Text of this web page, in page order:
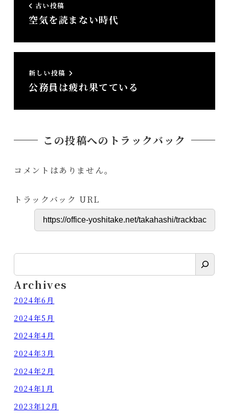
古い投稿
空気を読まない時代
新しい投稿
公務員は疲れ果てている
この投稿へのトラックバック
コメントはありません。
トラックバック URL
索
Archives
2024年6月
2024年5月
2024年4月
2024年3月
2024年2月
2024年1月
2023年12月